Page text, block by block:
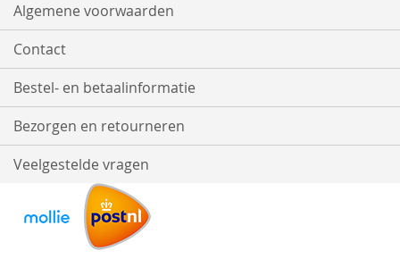
Algemene voorwaarden
Contact
Bestel- en betaalinformatie
Bezorgen en retourneren
Veelgestelde vragen